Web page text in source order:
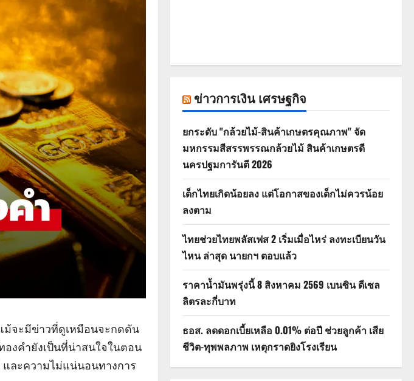
ม้จะมีข่าวที่ดูเหมือนจะกดดัน
งคำยังเป็นที่น่าสนใจในตอน
และความไม่แน่นอนทางการ
ข่าวการเงิน เศรษฐกิจ
ยกระดับ "กล้วยไม้-สินค้าเกษตรคุณภาพ" จัด
มหกรรมสีสรรพรรณกล้วยไม้ สินค้าเกษตรดี
นครปฐมการันตี 2026
เด็กไทยเกิดน้อยลง แต่โอกาสของเด็กไม่ควรน้อย
ลงตาม
ไทยช่วยไทยพลัสเฟส 2 เริ่มเมื่อไหร่ ลงทะเบียนวัน
ไหน ล่าสุด นายกฯ ตอบแล้ว
ราคาน้ำมันพรุ่งนี้ 8 สิงหาคม 2569 เบนซิน ดีเซล
ลิตรละกี่บาท
ธอส. ลดดอกเบี้ยเหลือ 0.01% ต่อปี ช่วยลูกค้า เสีย
ชีวิต-ทุพพลภาพ เหตุกราดยิงโรงเรียน